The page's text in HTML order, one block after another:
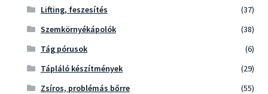
Lifting, feszesítés
(37)
Szemkörnyékápolók
(38)
Tág pórusok
(6)
Tápláló készítmények
(29)
Zsíros, problémás bőrre
(55)